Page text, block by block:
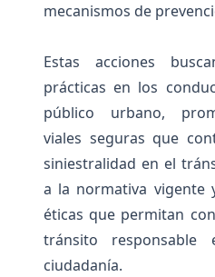
mecanismos de
Estas acciones
prácticas en los
público urbano,
viales seguras que
siniestralidad en el
a la normativa vigente
éticas que permitan
tránsito
ciudadanía.